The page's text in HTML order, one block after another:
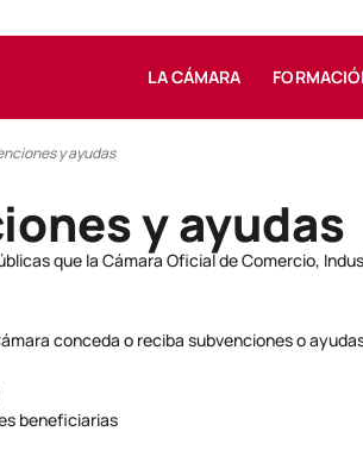
LA CÁMARA
y ayudas
y ayudas
que la Cámara Oficial de Comercio,
conceda o reciba subvenciones o
beneficiarias